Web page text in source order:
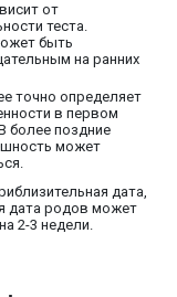
от
теста.
быть
на ранних
точно определяет
в первом
более поздние
может
дата,
дата родов может
2-3 недели.